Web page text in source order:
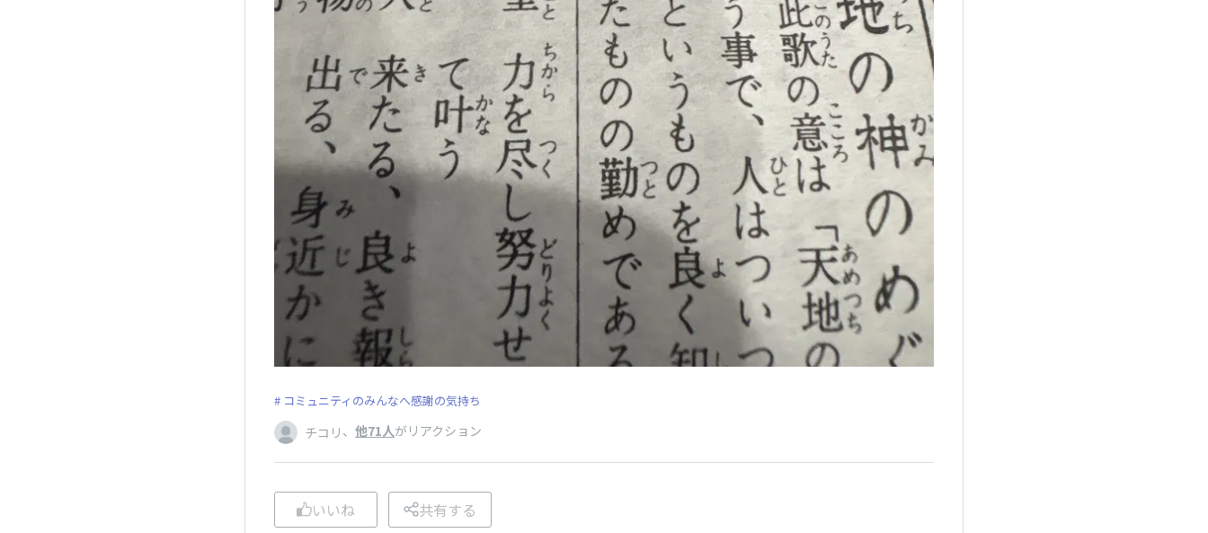
コミュニティのみんなへ感謝の気持ち
チコリ 、 他71人がリアクション
いいね 共有する